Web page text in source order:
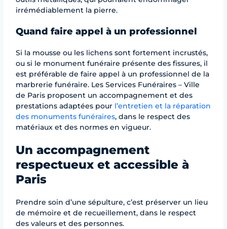
irrémédiablement la pierre.
Quand faire appel à un professionnel
Si la mousse ou les lichens sont fortement incrustés,
ou si le monument funéraire présente des fissures, il
est préférable de faire appel à un professionnel de la
marbrerie funéraire. Les Services Funéraires – Ville
de Paris proposent un accompagnement et des
prestations adaptées pour l’entretien et la réparation
des monuments funéraires, dans le respect des
matériaux et des normes en vigueur.
Un accompagnement
respectueux et accessible à
Paris
Prendre soin d’une sépulture, c’est préserver un lieu
de mémoire et de recueillement, dans le respect
des valeurs et des personnes.